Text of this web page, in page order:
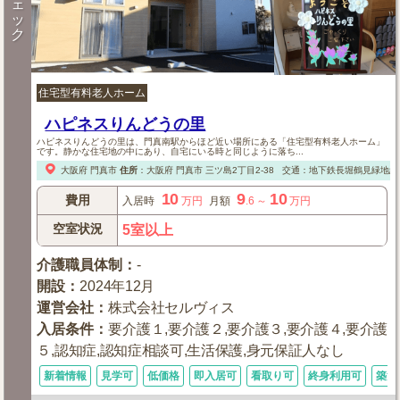
ェ
ッ
ク
住宅型有料老人ホーム
ハピネスりんどうの里
ハピネスりんどうの里は、門真南駅からほど近い場所にある「住宅型有料老人ホーム」
です。静かな住宅地の中にあり、自宅にいる時と同じように落ち...
大阪府 門真市 住所： 大阪府 門真市三ツ島2丁目2-38 交通：地下鉄長堀鶴見緑地
費用 入居時 10 万円 月額 9.6 ～ 10万円
空室状況 5室以上
介護職員体制 ：-
開設 ： 2024年12月
運営会社 ：株式会社セルヴィス
入居条件：要介護１,要介護２,要介護３,要介護４,要介護
５,認知症,認知症相談可,生活保護,身元保証人なし
新着情報 見学可 低価格 即入居可 看取り可 終身利用可 築浅